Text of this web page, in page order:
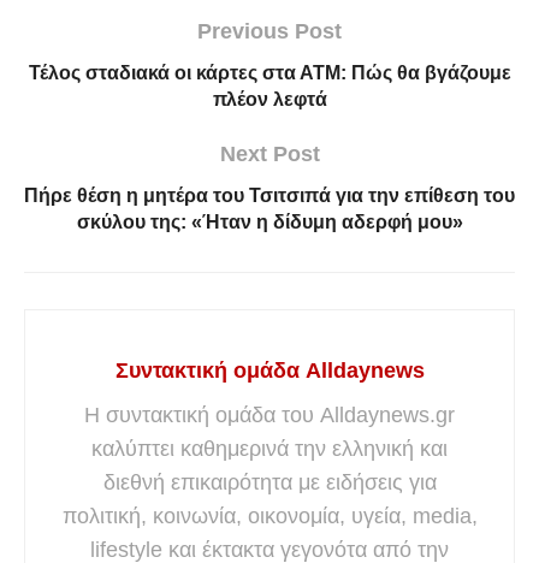
Previous Post
Τέλος σταδιακά οι κάρτες στα ΑΤΜ: Πώς θα βγάζουμε
πλέον λεφτά
Next Post
Πήρε θέση η μητέρα του Τσιτσιπά για την επίθεση του
σκύλου της: «Ήταν η δίδυμη αδερφή μου»
Συντακτική ομάδα Alldaynews
Η συντακτική ομάδα του Alldaynews.gr
καλύπτει καθημερινά την ελληνική και
διεθνή επικαιρότητα με ειδήσεις για
πολιτική, κοινωνία, οικονομία, υγεία, media,
lifestyle και έκτακτα γεγονότα από την